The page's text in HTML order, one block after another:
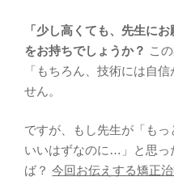
「少し高くても、先生に
をお持ちでしょうか？ こ
「もちろん、技術には自
せん。
ですが、もし先生が「も
いいはずなのに…」と思っ
ば？今回お伝えする矯正